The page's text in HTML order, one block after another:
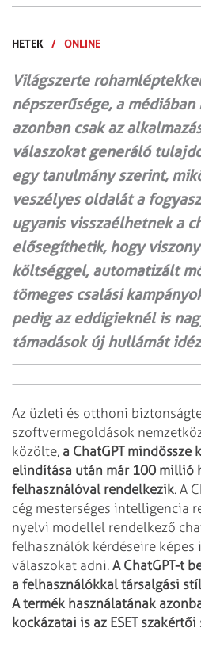
HETEK / ONLINE
Világszerte
népszerűsége, a
azonban csak az
válaszokat generáló
egy tanulmány szerint,
veszélyes oldalát a
ugyanis visszaélhetnek a
elősegíthetik, hogy
költséggel, automatizált
tömeges csalási
pedig az eddigieknél is
támadások új hullámát
Az üzleti és otthoni
szoftvermegoldások
közölte, a ChatGPT mindössze
elindítása után már 100 millió
felhasználóval rendelkezik. A
cég mesterséges intelligencia
nyelvi modellel rendelkező
felhasználók kérdéseire
válaszokat adni. A ChatGPT-t
a felhasználókkal társalgási
A termék használatának
kockázatai is az ESET